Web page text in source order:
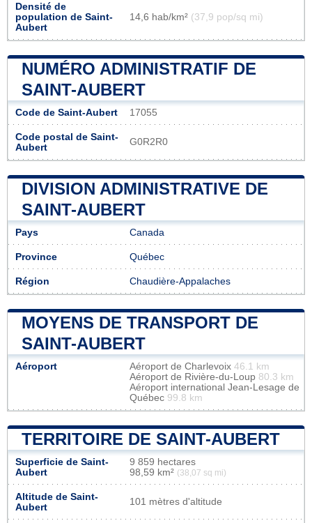
Densité de
population de Saint-
Aubert
14,6 hab/km² (37,9 pop/sq mi)
NUMÉRO ADMINISTRATIF DE
SAINT-AUBERT
Code de Saint-Aubert 17055
Code postal de Saint-
Aubert
G0R2R0
DIVISION ADMINISTRATIVE DE
SAINT-AUBERT
Pays Canada
Province Québec
Région Chaudière-Appalaches
MOYENS DE TRANSPORT DE
SAINT-AUBERT
Aéroport Aéroport de Charlevoix 46.1 km
Aéroport de Rivière-du-Loup 80.3 km
Aéroport international Jean-Lesage de
Québec 99.8 km
TERRITOIRE DE SAINT-AUBERT
Superficie de Saint-
Aubert
9 859 hectares
98,59 km² (38,07 sq mi)
Altitude de Saint-
Aubert
101 mètres d'altitude